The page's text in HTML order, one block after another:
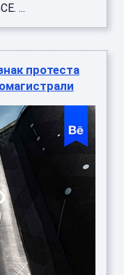
...
протеста